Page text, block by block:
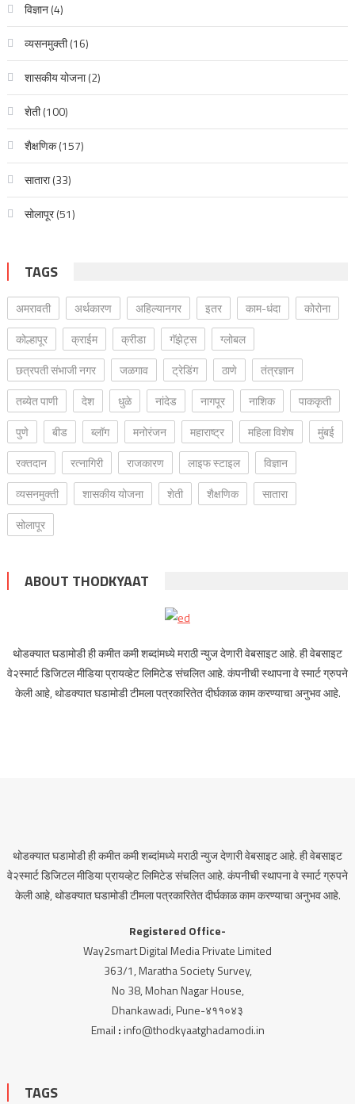
विज्ञान(4)
व्यसनमुक्ती(16)
शासकीय योजना(2)
शेती(100)
शैक्षणिक(157)
सातारा(33)
सोलापूर(51)
TAGS
अमरावती अर्थकारण अहिल्यानगर इतर काम-धंदा
कोरोना
कोल्हापूर
क्राईम क्रीडा गॅझेट्स
ग्लोबल
छत्रपती संभाजी नगर
जळगाव ट्रेडिंग ठाणे
तंत्रज्ञान
तब्येत पाणी
देश धुळे नांदेड नागपूर नाशिक
पाककृती
पुणे
बीड ब्लॉग मनोरंजन महाराष्ट्र महिला विशेष
मुंबई
रक्‍तदान
रत्नागिरी राजकारण लाइफ स्टाइल
विज्ञान
व्यसनमुक्ती
शासकीय योजना शेती शैक्षणिक
सातारा
सोलापूर
ABOUT THODKYAAT
थोडक्यात घडामोडी ही कमीत कमी शब्दांमध्ये मराठी न्युज देणारी वेबसाइट आहे. ही वेबसाइट
वे२स्मार्ट डिजिटल मीडिया प्रायव्हेट लिमिटेड संचलित आहे. कंपनीची स्थापना वे स्मार्ट ग्रुपने
केली आहे, थोडक्यात घडामोडी टीमला पत्रकारितेत दीर्घकाळ काम करण्याचा अनुभव आहे.
थोडक्यात घडामोडी ही कमीत कमी शब्दांमध्ये मराठी न्युज देणारी वेबसाइट आहे. ही वेबसाइट
वे२स्मार्ट डिजिटल मीडिया प्रायव्हेट लिमिटेड संचलित आहे. कंपनीची स्थापना वे स्मार्ट ग्रुपने
केली आहे, थोडक्यात घडामोडी टीमला पत्रकारितेत दीर्घकाळ काम करण्याचा अनुभव आहे.
Registered Office-
Way2smart Digital Media Private Limited
363/1, Maratha Society Survey,
No 38, Mohan Nagar House,
Dhankawadi, Pune-४११०४३
Email :info@thodkyaatghadamodi.in
TAGS